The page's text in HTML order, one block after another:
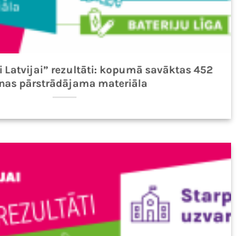
Latvijai” rezultāti: kopumā savāktas 452
pārstrādājama materiāla